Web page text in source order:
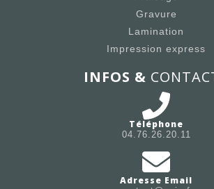
Gravure
Lamination
Impression express
INFOS &
Téléphone
04.76.26.20.11
Adresse Email